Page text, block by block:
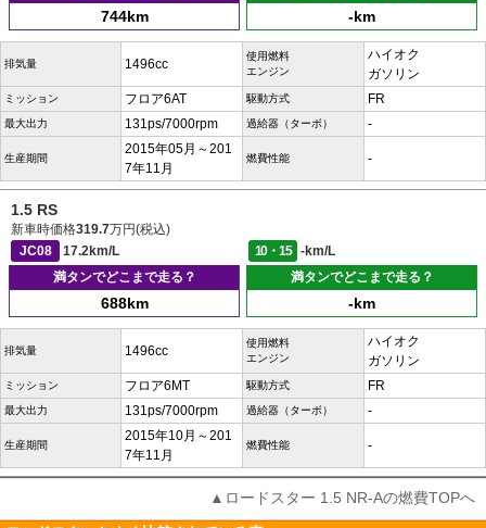
744km -km
排気量 1496cc
使用燃料
エンジン
ハイオク
ガソリン
ミッション フロア6AT 駆動方式 FR
最大出力 131ps/7000rpm 過給器（ターボ） -
生産期間
2015年05月～201
7年11月
燃費性能 -
1.5 RS
新車時価格319.7万円(税込)
JC08
17.2km/L 10・15
-km/L
満タンでどこまで走る？
688km
満タンでどこまで走る？
-km
排気量 1496cc
使用燃料
エンジン
ハイオク
ガソリン
ミッション フロア6MT 駆動方式 FR
最大出力 131ps/7000rpm 過給器（ターボ） -
生産期間
2015年10月～201
7年11月
燃費性能 -
▲ロードスター 1.5 NR-Aの燃費TOPへ